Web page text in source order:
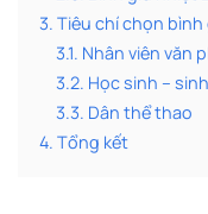
3. Tiêu chí chọn
3.1. Nhân viên văn
3.2. Học sinh –
3.3. Dân thể thao
4. Tổng kết